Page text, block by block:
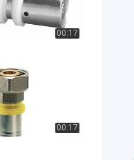
00:17
00:17